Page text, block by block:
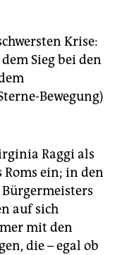
Krise:
Sieg bei den
Bewegung)
Raggi als
ein; in den
auf sich
mit den
die – egal ob